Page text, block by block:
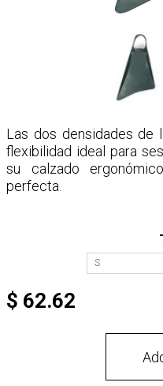
Las dos densidades de
flexibilidad ideal para
su calzado
perfecta.
S
$ 62.62